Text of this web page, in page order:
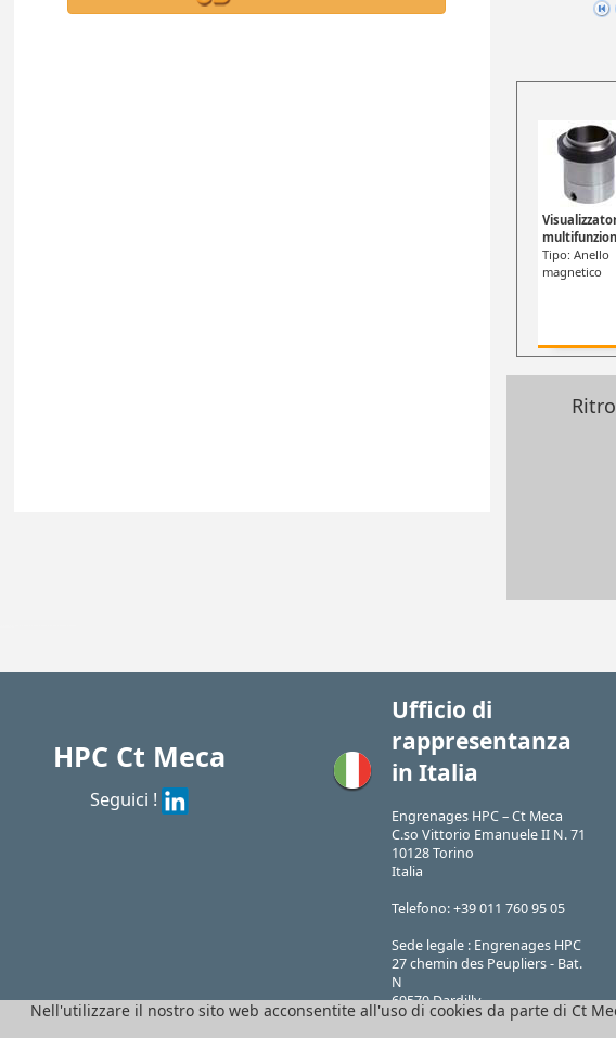
Tipo: Anello
magnetico
HPC Ct Meca
Seguici !
Ufficio di
rappresentanza
in Italia
Engrenages HPC – Ct Meca
C.so Vittorio Emanuele II N. 71
10128 Torino
Italia
Telefono: +39 011 760 95 05
Sede legale : Engrenages HPC
27 chemin des Peupliers - Bat.
N
69570 Dardilly
P.IVA FR41382911907
Nell'utilizzare il nostro sito web acconsentite all'uso di cookies da parte di Ct